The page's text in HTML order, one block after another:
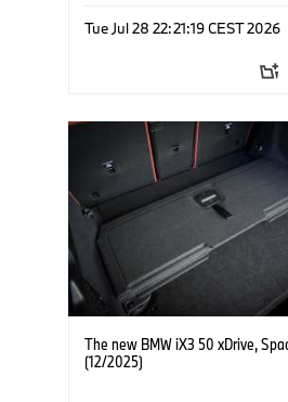
Tue Jul 28 22:21:19 CEST 2026
The new BMW iX3 50 xDrive,
(12/2025)